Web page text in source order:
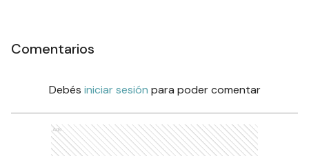
Comentarios
Debés iniciar sesión para poder comentar
Ads